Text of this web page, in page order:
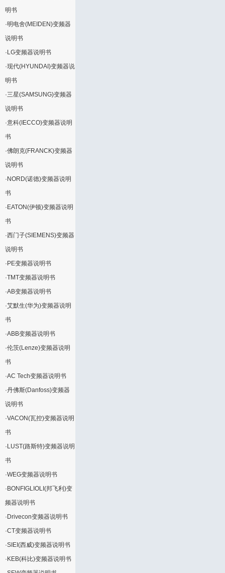
明书
·明电舍(MEIDEN)变频器
说明书
· LG变频器说明书
·现代(HYUNDAI)变频器说
明书
·三星(SAMSUNG)变频器
说明书
·意科(IECCO)变频器说明
书
·佛朗克(FRANCK)变频器
说明书
· NORD(诺德)变频器说明
书
· EATON(伊顿)变频器说明
书
·西门子(SIEMENS)变频器
说明书
· PE变频器说明书
·TMT变频器说明书
·AB变频器说明书
·艾默生(华为)变频器说明
书
·ABB变频器说明书
·伦茨(Lenze)变频器说明
书
·AC Tech变频器说明书
·丹佛斯(Danfoss)变频器
说明书
·VACON(瓦控)变频器说明
书
· LUST(路斯特)变频器说明
书
·WEG变频器说明书
· BONFIGLIOLI(邦飞利)变
频器说明书
· Drivecon变频器说明书
·CT变频器说明书
·SIEI(西威)变频器说明书
· KEB(科比)变频器说明书